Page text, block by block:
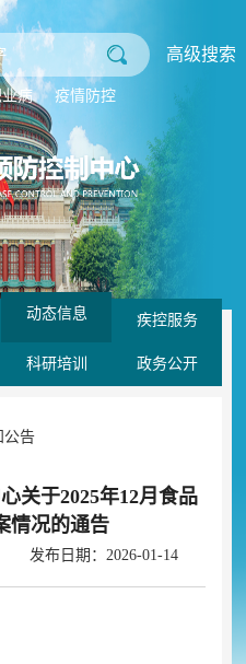
高级搜索
病 疫情防控
动态信息 疾控服务
科研培训 政务公开
公告
关于2025年12月食品
情况的通告
发布日期：2026-01-14